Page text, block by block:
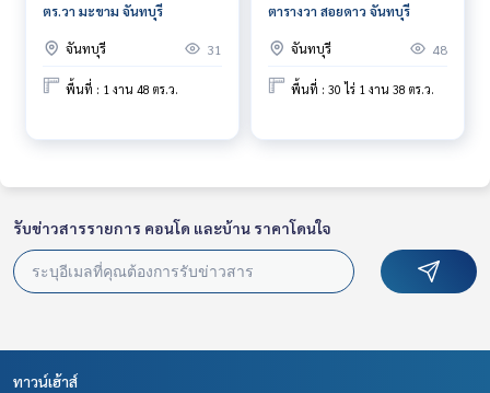
ตร.วา มะขาม จันทบุรี
จันทบุรี 31
พื้นที่ : 1 งาน 48 ตร.ว.
ตารางวา สอยดาว จันทบุรี
จันทบุรี 48
พื้นที่ : 30 ไร่ 1 งาน 38 ตร.ว.
รับข่าวสารรายการ คอนโด และบ้าน ราคาโดนใจ
ทาวน์เฮ้าส์